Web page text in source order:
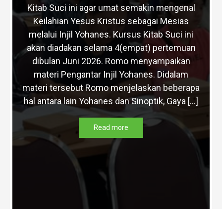
Kitab Suci ini agar umat semakin mengenal
Keilahian Yesus Kristus sebagai Mesias
melalui Injil Yohanes. Kursus Kitab Suci ini
akan diadakan selama 4(empat) pertemuan
dibulan Juni 2026. Romo menyampaikan
materi Pengantar Injil Yohanes. Didalam
materi tersebut Romo menjelaskan beberapa
hal antara lain Yohanes dan Sinoptik, Gaya […]
Read more